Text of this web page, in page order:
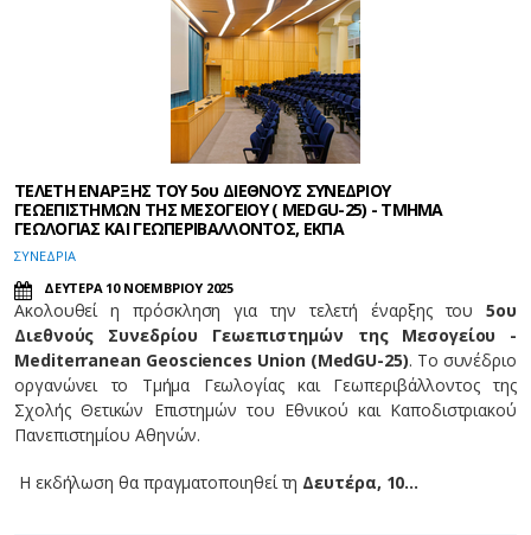
ΤΕΛΕΤΗ ΕΝΑΡΞΗΣ ΤΟΥ 5ου ΔΙΕΘΝΟΥΣ ΣΥΝΕΔΡΙΟΥ
ΓΕΩΕΠΙΣΤΗΜΩΝ ΤΗΣ ΜΕΣΟΓΕΙΟΥ ( ΜEDGU-25) - ΤΜΗΜΑ
ΓΕΩΛΟΓΙΑΣ ΚΑΙ ΓΕΩΠΕΡΙΒΑΛΛΟΝΤΟΣ, ΕΚΠΑ
ΣΥΝΕΔΡΙΑ
ΔΕΥΤΕΡΑ 10 ΝΟΕΜΒΡΙΟΥ 2025
Ακολουθεί η πρόσκληση για την τελετή έναρξης του5ου
Διεθνούς Συνεδρίου Γεωεπιστημών της Μεσογείου -
Mediterranean Geosciences Union (MedGU-25). Το συνέδριο
οργανώνει το Τμήμα Γεωλογίας και Γεωπεριβάλλοντος της
Σχολής Θετικών Επιστημών του Εθνικού και Καποδιστριακού
Πανεπιστημίου Αθηνών.
Η εκδήλωση θα πραγματοποιηθεί τη Δευτέρα, 10…